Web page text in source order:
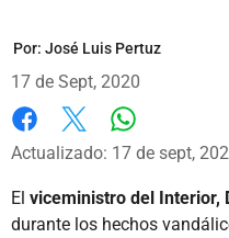
Por: José Luis Pertuz
17 de Sept, 2020
Facebook
X
Actualizado: 17 de sept,
El viceministro del Interior,
durante los hechos